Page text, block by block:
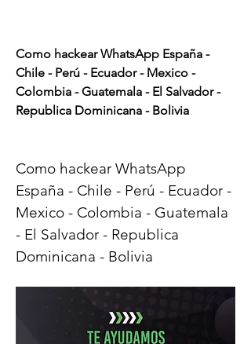
Como hackear WhatsApp España -
Chile - Perú - Ecuador - Mexico -
Colombia - Guatemala - El Salvador -
Republica Dominicana - Bolivia
Como hackear WhatsApp
España - Chile - Perú - Ecuador -
Mexico - Colombia - Guatemala
- El Salvador - Republica
Dominicana - Bolivia